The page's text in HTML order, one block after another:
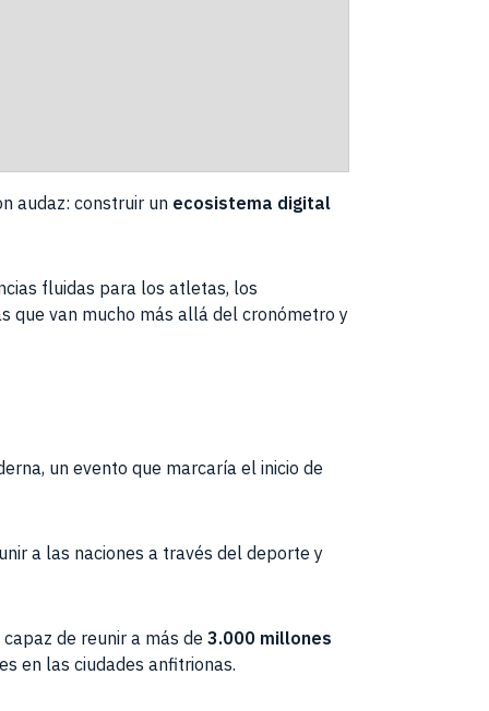
audaz: construir un ecosistema digital
fluidas para los atletas, los
que van mucho más allá del cronómetro y
un evento que marcaría el inicio de
a las naciones a través del deporte y
de reunir a más de 3.000 millones
en las ciudades anfitrionas.